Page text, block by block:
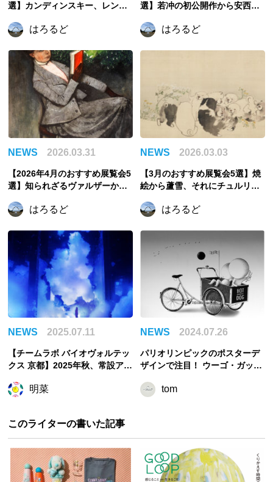
選】カンディンスキー、レンブ
つわの美へ。夏に訪れたい注目
はろるど
選】若冲の初公開作から安西水
カフェテラス》まで
はろるど
NEWS 2026.03.31
【2026年4月のおすすめ展覧会5
選】知られざるヴァルザーか
だ紫紅、そして蘇る江戸の魅力
はろるど
NEWS 2026.03.03
【3月のおすすめ展覧会5選】焼
絵から蘆雪、それにチュルリョ
はろるど
NEWS 2025.07.11
【チームラボ バイオヴォルテッ
クス 京都】2025年秋、常設アー
明菜
NEWS 2024.07.26
パリオリンピックのポスターデ
ザインで注目！ ウーゴ・ガット
tom
このライターの書いた記事